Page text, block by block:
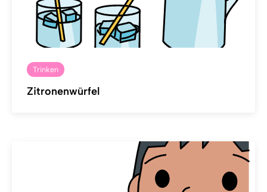
Trinken
Zitronenwürfel